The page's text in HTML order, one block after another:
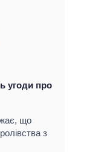
угоди про
що
з